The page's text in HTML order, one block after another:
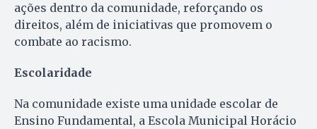
ações dentro da comunidade, reforçando os
direitos, além de iniciativas que promovem o
combate ao racismo.
Escolaridade
Na comunidade existe uma unidade escolar de
Ensino Fundamental, a Escola Municipal Horácio